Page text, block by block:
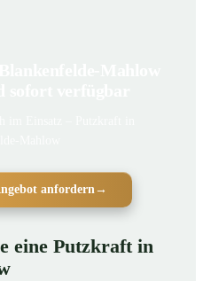
anfordern→
eine Putzkraft in